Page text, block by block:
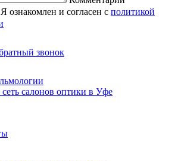
Я ознакомлен и согласен с политикой
звонок